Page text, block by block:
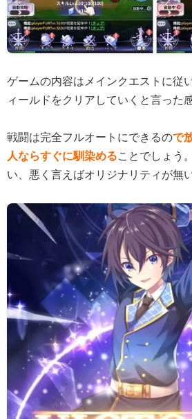
ゲームの内容はメインクエストに従
ィールドをクリアしていくと言った感
戦闘は完全フルオートにできるので
人ならすぐに馴染めることでしょう
い、悪く言えばオリジナリティが無